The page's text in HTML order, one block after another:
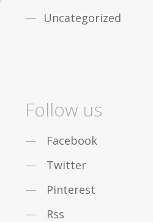
Uncategorized
Follow us
Facebook
Twitter
Pinterest
Rss